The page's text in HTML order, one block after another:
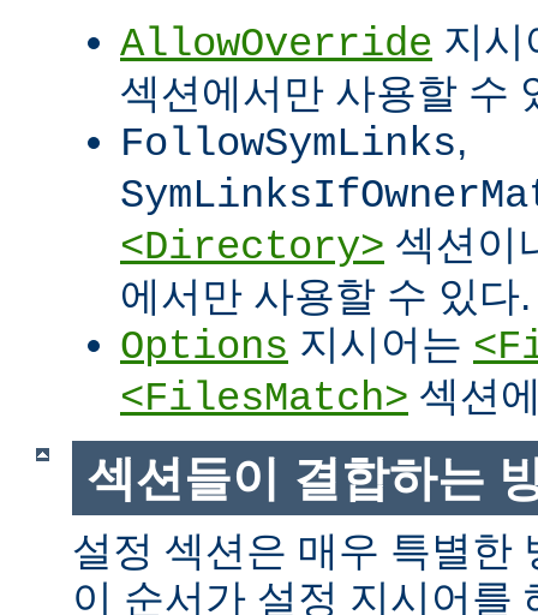
AllowOverride 지
섹션에서만 사용할 수
FollowSymLinks,
<Directory> 섹션이
에서만 사용할 수 있다.
Options 지시어는
<FilesMatch> 섹션
섹션들이 결합하는
설정 섹션은 매우 특별한
이 순서가 설정 지시어를